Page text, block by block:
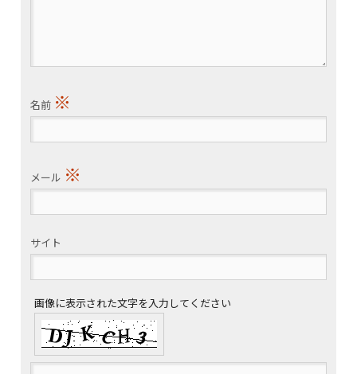
名前 ※
メール ※
サイト
画像に表示された文字を入力してください